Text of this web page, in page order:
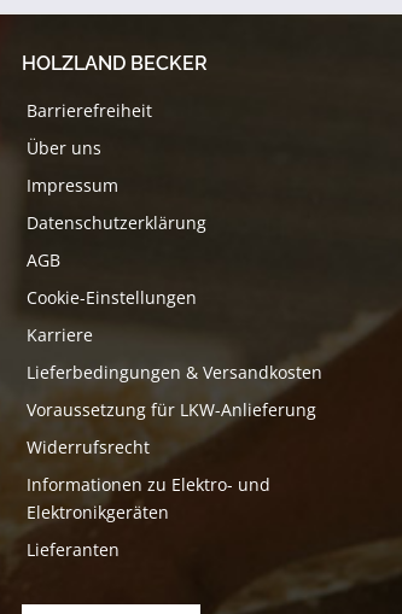
HOLZLAND BECKER
Barrierefreiheit
Über uns
Impressum
Datenschutzerklärung
AGB
Cookie-Einstellungen
Karriere
Lieferbedingungen & Versandkosten
Voraussetzung für LKW-Anlieferung
Widerrufsrecht
Informationen zu Elektro- und
Elektronikgeräten
Lieferanten